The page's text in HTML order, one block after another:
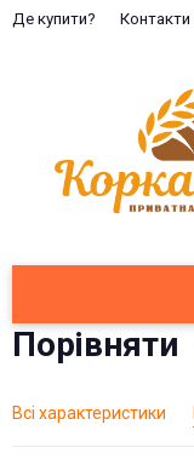
Де купити? Контакти
Порівняти
Всі характеристики